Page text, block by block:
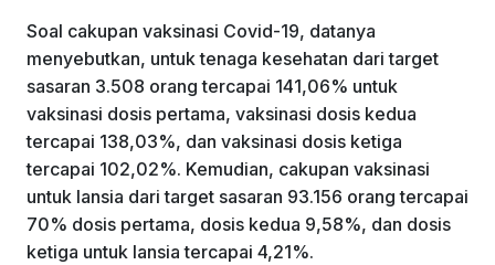
Soal cakupan vaksinasi Covid-19, datanya
menyebutkan, untuk tenaga kesehatan dari target
sasaran 3.508 orang tercapai 141,06% untuk
vaksinasi dosis pertama, vaksinasi dosis kedua
tercapai 138,03%, dan vaksinasi dosis ketiga
tercapai 102,02%. Kemudian, cakupan vaksinasi
untuk lansia dari target sasaran 93.156 orang tercapai
70% dosis pertama, dosis kedua 9,58%, dan dosis
ketiga untuk lansia tercapai 4,21%.